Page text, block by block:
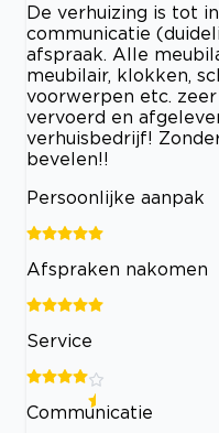
De verhuizing is tot
communicatie
afspraak. Alle
meubilair, klokken,
voorwerpen etc.
vervoerd en
verhuisbedrijf!
bevelen!!
Persoonlijke aanpak
Afspraken nakomen
Service
Communicatie